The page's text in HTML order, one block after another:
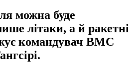
можна буде
літаки, а й ракетні
командувач ВМС